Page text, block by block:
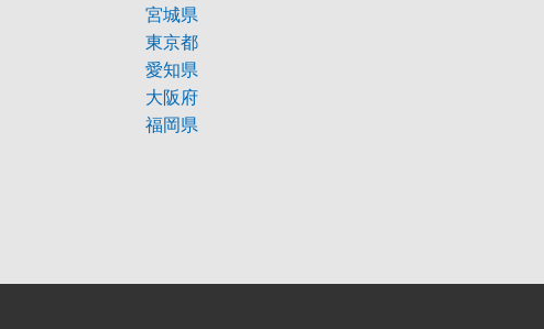
宮城県
東京都
愛知県
大阪府
福岡県